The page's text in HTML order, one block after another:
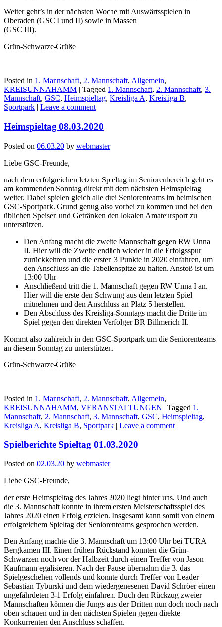
Weiter geht’s in der nächsten Woche mit Auswärtsspielen in
Oberaden (GSC I und II) sowie in Massen
(GSC III).
Grün-Schwarze-Grüße
Posted in 1. Mannschaft, 2. Mannschaft, Allgemein,
KREISUNNAHAMM | Tagged 1. Mannschaft, 2. Mannschaft, 3.
Mannschaft, GSC, Heimspieltag, Kreisliga A, Kreisliga B,
Sportpark | Leave a comment
Heimspieltag 08.03.2020
Posted on 06.03.20 by webmaster
Liebe GSC-Freunde,
nach dem erfolgreichen letzten Spieltag im Seniorenbereich geht es
am kommenden Sonntag direkt mit dem nächsten Heimspieltag
weiter. Dabei spielen gleich alle drei Seniorenteams im heimischen
GSC-Sportpark. Grund genug also vorbei zu kommen und bei den
üblichen Speisen und Getränken den lokalen Amateursport zu
unterstützen.
Den Anfang macht die zweite Mannschaft gegen RW Unna
II. Hier will die Zweite endlich wieder in die Erfolgsspur
zurückkehren und die ersten 3 Punkte in 2020 einfahren, um
den Anschluss an die Tabellenspitze zu halten. Anstoß ist um
13:00 Uhr
Anschließend tritt die 1. Mannschaft gegen RW Unna I an.
Hier will die erste den Schwung aus dem letzten Spiel
mitnehmen und den Anschluss an Platz 5 herstellen.
Den Abschluss des Kreisliga-Sonntags macht die Dritte im
Spiel gegen den direkten Verfolger BR Billmerich II.
Kommt also zahlreich in den GSC-Sportpark um die Seniorenteams
an diesem Sonntag zu unterstützen.
Grün-Schwarze-Grüße
Posted in 1. Mannschaft, 2. Mannschaft, Allgemein,
KREISUNNAHAMM, VERANSTALTUNGEN | Tagged 1.
Mannschaft, 2. Mannschaft, 3. Mannschaft, GSC, Heimspieltag,
Kreisliga A, Kreisliga B, Sportpark | Leave a comment
Spielberichte Spieltag 01.03.2020
Posted on 02.03.20 by webmaster
Liebe GSC-Freunde,
der erste Heimspieltag des Jahres 2020 liegt hinter uns. Und auch
die 3. Mannschaft konnte in ihrem ersten Meisterschaftsspiel des
Jahres 2020 einen Erfolg erzielen. Insgesamt kann somit von einem
erfolgreichem Spieltag der Seniorenteams gesprochen werden.
Den Anfang machte die 3. Mannschaft um 13:00 Uhr bei TURA
Bergkamen III. Einen frühen Rückstand konnten die Grün-
Schwarzen noch vor der Halbzeit durch einen Treffer von Jason
Kaufmann egalisieren. Nach der Pause übernahm die 3. das
Spielgeschehen vollends und konnte durch Treffer von Leader
Sebastian Tyburski und dem wiedergenesenen David Schröer einen
ungefährdeten 3-1 Erfolg einfahren. Duch den Rückzug zweier
Mannschaften können die Jungs aus der Dritten nun doch noch nach
oben schauen und in den nächsten Spielen gegen direkte
Konkurrenten den Anschluss schaffen.